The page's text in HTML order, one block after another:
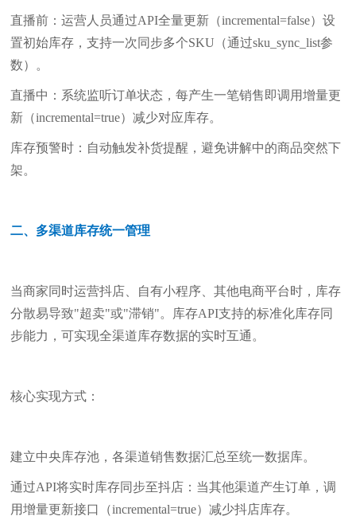
直播前：运营人员通过API全量更新（incremental=false）设
置初始库存，支持一次同步多个SKU（通过sku_sync_list参
数）。
直播中：系统监听订单状态，每产生一笔销售即调用增量更
新（incremental=true）减少对应库存。
库存预警时：自动触发补货提醒，避免讲解中的商品突然下
架。
二、多渠道库存统一管理
当商家同时运营抖店、自有小程序、其他电商平台时，库存
分散易导致"超卖"或"滞销"。库存API支持的标准化库存同
步能力，可实现全渠道库存数据的实时互通。
核心实现方式：
建立中央库存池，各渠道销售数据汇总至统一数据库。
通过API将实时库存同步至抖店：当其他渠道产生订单，调
用增量更新接口（incremental=true）减少抖店库存。